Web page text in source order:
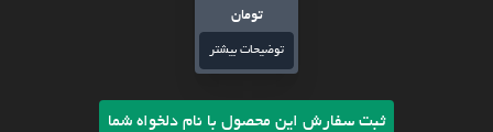
تومان
توضیحات بیشتر
ثبت سفارش این محصول با نام دلخواه شما